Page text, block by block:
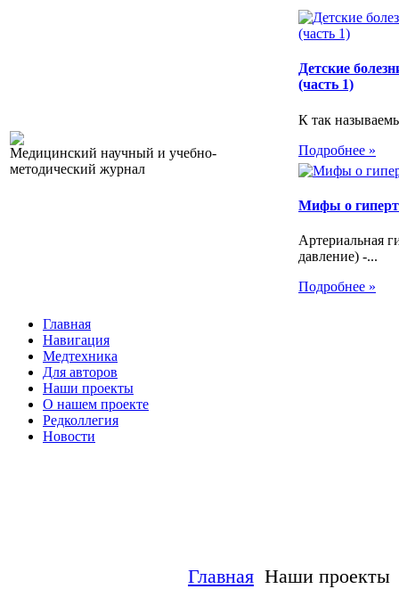
Медицинский научный и учебно-
методический журнал
Детские
(часть 1)
К так
Подробнее »
Мифы о
Артериальная
давление) -...
Подробнее »
Главная
Навигация
Медтехника
Для авторов
Наши проекты
О нашем проекте
Редколлегия
Новости
Главная Наши проекты